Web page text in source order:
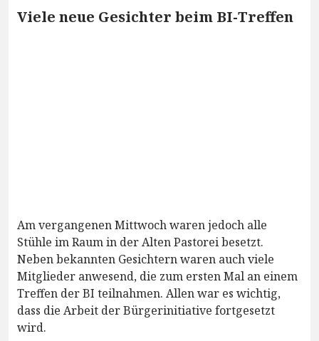
Viele neue Gesichter beim BI-Treffen
Am vergangenen Mittwoch waren jedoch alle
Stühle im Raum in der Alten Pastorei besetzt.
Neben bekannten Gesichtern waren auch viele
Mitglieder anwesend, die zum ersten Mal an einem
Treffen der BI teilnahmen. Allen war es wichtig,
dass die Arbeit der Bürgerinitiative fortgesetzt
wird.